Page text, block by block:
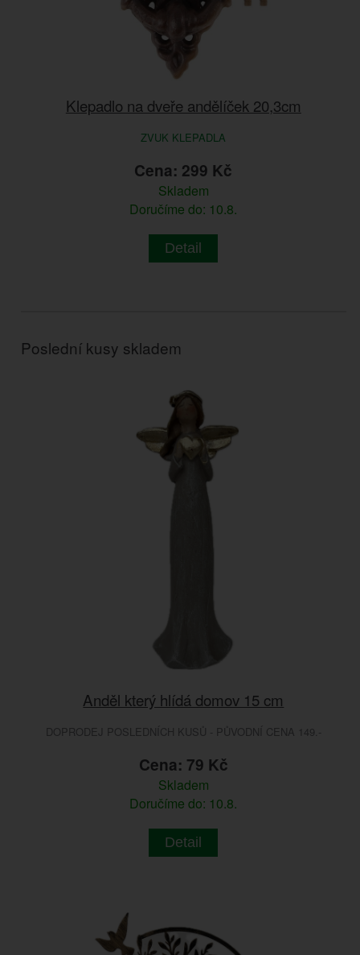
Klepadlo na dveře andělíček 20,3cm
ZVUK KLEPADLA
Cena: 299 Kč
Skladem
Doručíme do: 10.8.
Detail
Poslední kusy skladem
Anděl který hlídá domov 15 cm
DOPRODEJ POSLEDNÍCH KUSŮ - PŮVODNÍ CENA 149.-
Cena: 79 Kč
Skladem
Doručíme do: 10.8.
Detail